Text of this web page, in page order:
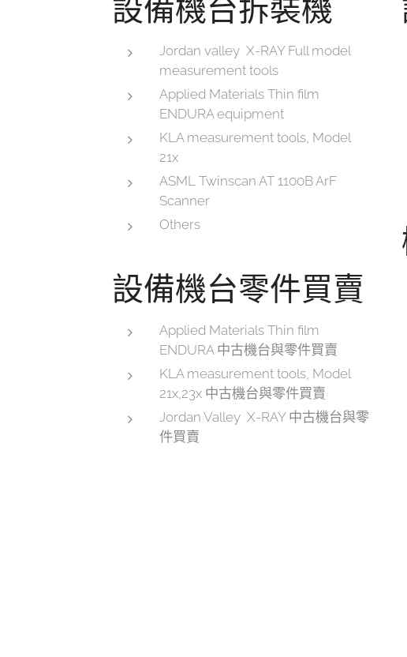
設備機台拆裝機
Jordan valley X-RAY Full model
measurement tools
Applied Materials Thin film
ENDURA equipment
KLA measurement tools, Model
21x
ASML Twinscan AT 1100B ArF
Scanner
Others
設備機台零件買賣
Applied Materials Thin film
ENDURA 中古機台與零件買賣
KLA measurement tools, Model
21x,23x 中古機台與零件買賣
Jordan Valley X-RAY 中古機台與零
件買賣